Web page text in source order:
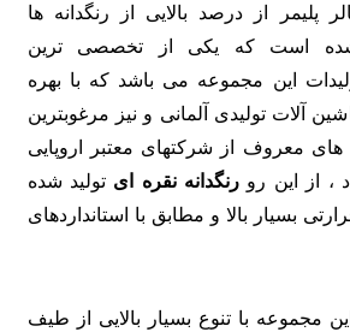
پلیمر از درصد بالایی از رنگدانه ها
است که یکی از تخصصی ترین
این مجموعه می باشد که با بهره
آلات تولیدی آلمانی و نیز مرغوبترین
های معروف از شرکتهای معتبر اروپایی
، از این رو رنگدانه نقره ای تولید شده
بسیار بالا و مطابق با استانداردهای
مجموعه با تنوع بسیار بالایی از طیف